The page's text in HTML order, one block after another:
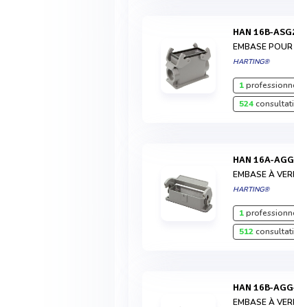
HAN 16B-
EMBASE
HARTING®
1
524
HAN 16A-
EMBASE À
HARTING®
1
512
HAN 16B-
EMBASE À